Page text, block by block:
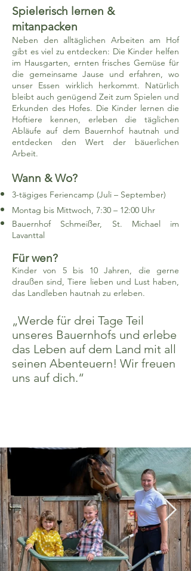
Spielerisch lernen &
mitanpacken
Neben den alltäglichen Arbeiten am Hof
gibt es viel zu entdecken: Die Kinder helfen
im Hausgarten, ernten frisches Gemüse für
die gemeinsame Jause und erfahren, wo
unser Essen wirklich herkommt. Natürlich
bleibt auch genügend Zeit zum Spielen und
Erkunden des Hofes. Die Kinder lernen die
Hoftiere kennen, erleben die täglichen
Abläufe auf dem Bauernhof hautnah und
entdecken den Wert der bäuerlichen
Arbeit.
Wann & Wo?
3-tägiges Feriencamp (Juli – September)
Montag bis Mittwoch, 7:30 – 12:00 Uhr
Bauernhof Schmeißer, St. Michael im
Lavanttal
Für wen?
Kinder von 5 bis 10 Jahren, die gerne
draußen sind, Tiere lieben und Lust haben,
das Landleben hautnah zu erleben.
„Werde für drei Tage Teil
unseres Bauernhofs und erlebe
das Leben auf dem Land mit all
seinen Abenteuern! Wir freuen
uns auf dich.“